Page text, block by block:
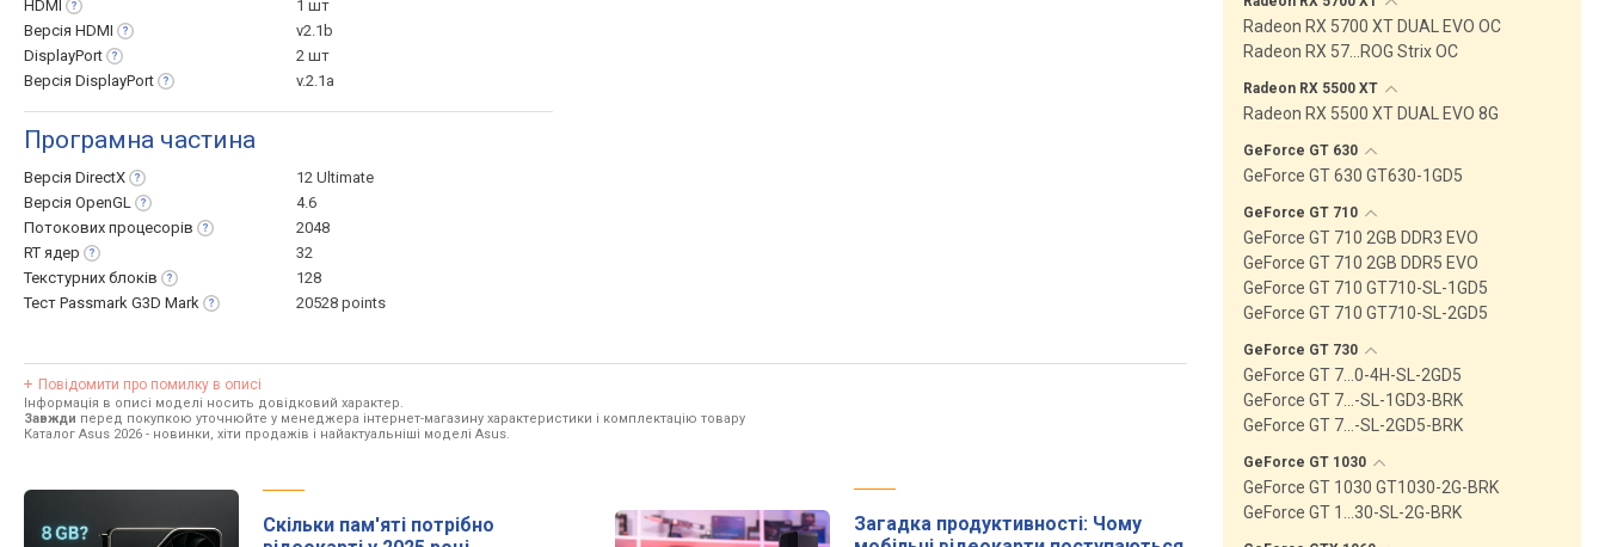
HDMI
1 шт
Версія HDMI
v2.1b
DisplayPort
2 шт
Версія DisplayPort v.2.1a
Програмна частина
Версія DirectX
12 Ultimate
Версія OpenGL
4.6
Потокових процесорів
2048
RT ядер
32
Текстурних блоків
128
Тест Passmark G3D Mark 20528 points
Повідомити про помилку в описі
Інформація в описі моделі носить довідковий характер.
Завжди перед покупкою уточнюйте у менеджера інтернет-магазину характеристики і комплектацію товару
Каталог Asus 2026 - новинки, хіти продажів і найактуальніші моделі Asus.
Скільки пам'яті потрібно
Загадка продуктивності: Чому
Radeon RX 5700 XT DUAL EVO OC
Radeon RX 57…ROG Strix OC
Radeon RX 5500 XT
Radeon RX 5500 XT DUAL EVO 8G
GeForce GT 630
GeForce GT 630 GT630-1GD5
GeForce GT 710
GeForce GT 710 2GB DDR3 EVO
GeForce GT 710 2GB DDR5 EVO
GeForce GT 710 GT710-SL-1GD5
GeForce GT 710 GT710-SL-2GD5
GeForce GT 730
GeForce GT 7…0-4H-SL-2GD5
GeForce GT 7…-SL-1GD3-BRK
GeForce GT 7…-SL-2GD5-BRK
GeForce GT 1030
GeForce GT 1030 GT1030-2G-BRK
GeForce GT 1…30-SL-2G-BRK